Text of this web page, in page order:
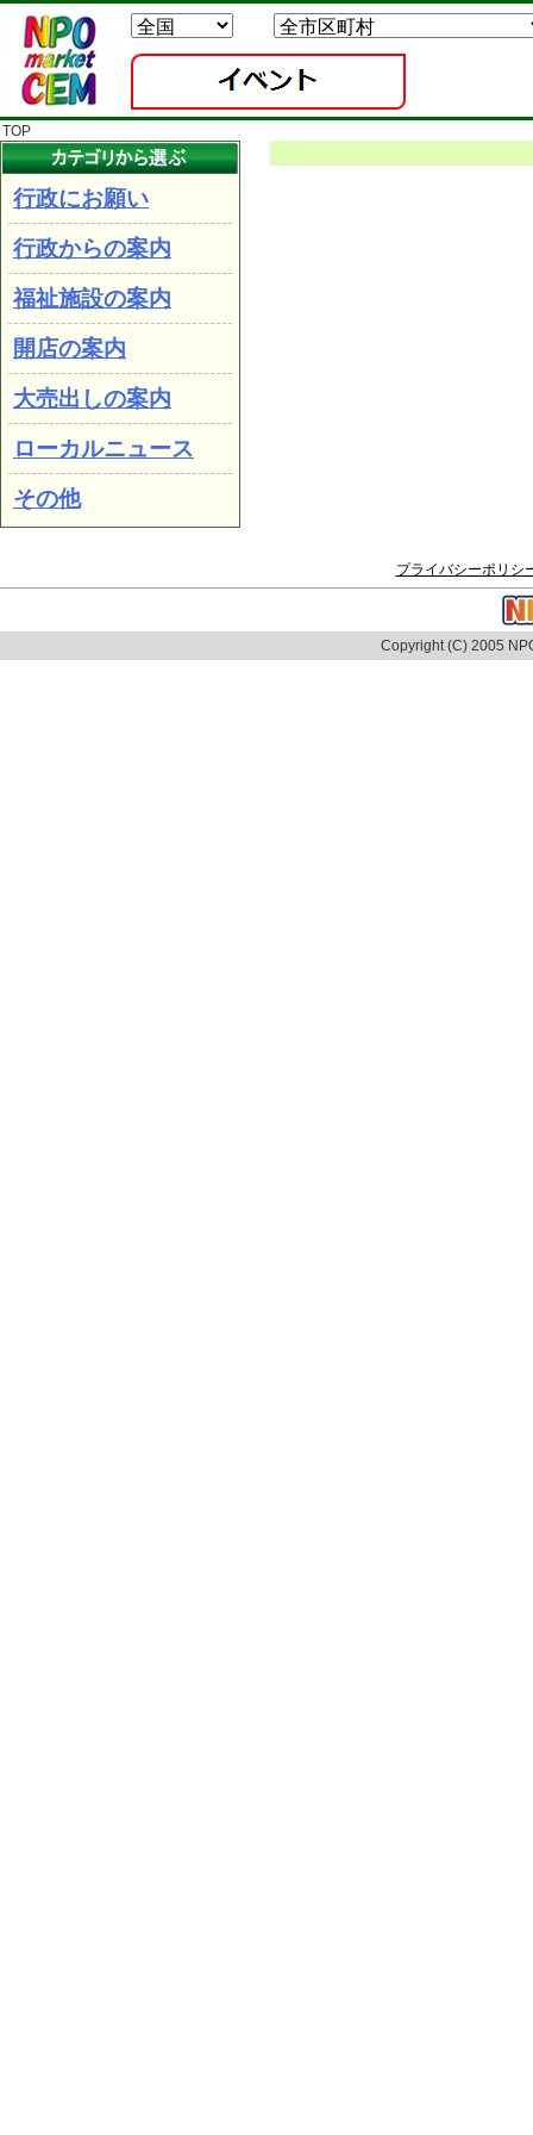
TOP
行政にお願い
行政からの案内
福祉施設の案内
開店の案内
大売出しの案内
ローカルニュース
その他
プライバシーポリシ
Copyright (C) 2005